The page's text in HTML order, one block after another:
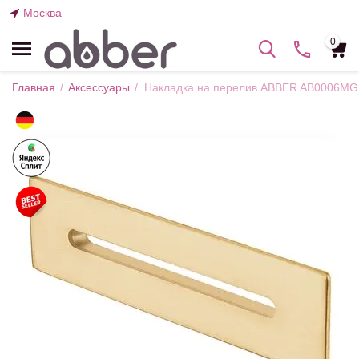
Москва
0
Главная / Аксессуары / Накладка на перелив ABBER